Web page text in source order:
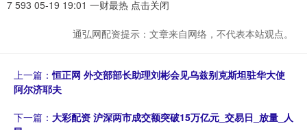
7 593 05-19 19:01 一财最热 点击关闭
通弘网配资提示：文章来自网络，不代表本站观点。
上一篇：恒正网 外交部部长助理刘彬会见乌兹别克斯坦驻华大使
阿尔济耶夫
下一篇： 大彩配资 沪深两市成交额突破15万亿元_交易日_放量_人